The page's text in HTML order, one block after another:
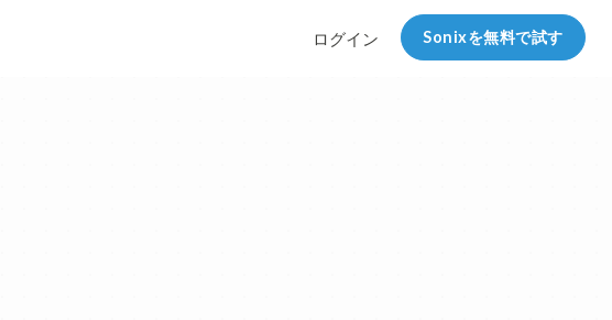
ログイン Sonixを無料で試す